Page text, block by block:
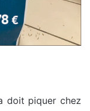
doit piquer chez